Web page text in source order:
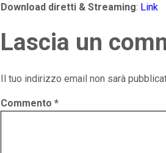
Download diretti & Streaming: Link
Lascia un
Il tuo indirizzo email non sarà
Commento *